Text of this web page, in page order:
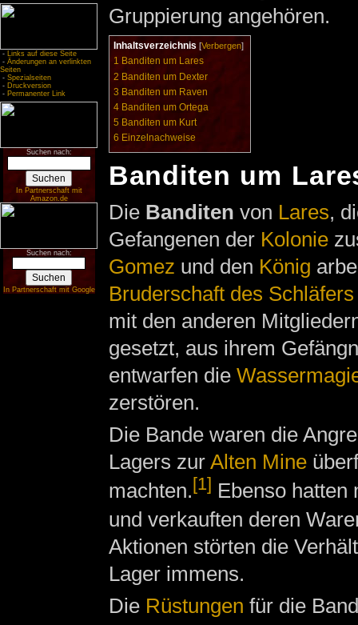
- Links auf diese Seite
- Änderungen an verlinkten
Seiten
- Spezialseiten
- Druckversion
- Permanenter Link
Suchen nach:
In Partnerschaft mit
Amazon.de
Suchen nach:
In Partnerschaft mit Google
Gruppierung angehören.
Inhaltsverzeichnis [Verbergen]
1 Banditen um Lares
2 Banditen um Dexter
3 Banditen um Raven
4 Banditen um Ortega
5 Banditen um Kurt
6 Einzelnachweise
Banditen um
Die Banditen von Lares,
Gefangenen der Kolonie
Gomez und den König
Bruderschaft des Schläfers
mit den anderen
gesetzt, aus ihrem
entwarfen die
zerstören.
Die Bande waren die
Lagers zur Alten Mine
machten.[1] Ebenso
und verkauften deren
Aktionen störten die
Lager immens.
Die Rüstungen für die